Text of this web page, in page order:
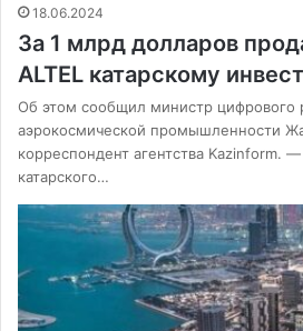
18.06.2024
За 1 млрд долларов
ALTEL катарскому
Об этом сообщил министр цифрового
аэрокосмической промышленности
корреспондент агентства Kazinform.
катарского…